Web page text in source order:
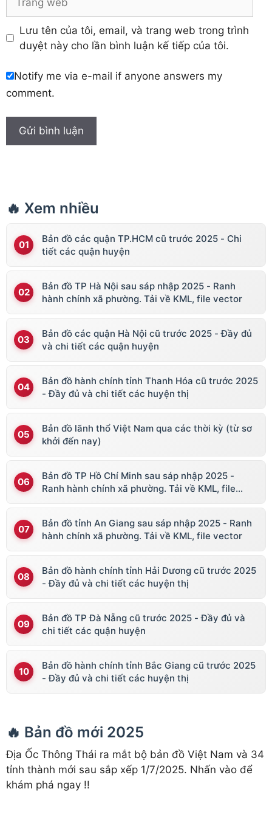
web
Lưu tên của tôi, email, và trang web trong trình
duyệt này cho lần bình luận kế tiếp của tôi.
Notify me via e-mail if anyone answers my
comment.
🔥 Xem nhiều
Bản đồ các quận TP.HCM cũ trước 2025 - Chi
tiết các quận huyện
Bản đồ TP Hà Nội sau sáp nhập 2025 - Ranh
hành chính xã phường. Tải về KML, file vector
Bản đồ các quận Hà Nội cũ trước 2025 - Đầy đủ
và chi tiết các quận huyện
Bản đồ hành chính tỉnh Thanh Hóa cũ trước 2025
- Đầy đủ và chi tiết các huyện thị
Bản đồ lãnh thổ Việt Nam qua các thời kỳ (từ sơ
khởi đến nay)
Bản đồ TP Hồ Chí Minh sau sáp nhập 2025 -
Ranh hành chính xã phường. Tải về KML, file
Bản đồ tỉnh An Giang sau sáp nhập 2025 - Ranh
hành chính xã phường. Tải về KML, file vector
Bản đồ hành chính tỉnh Hải Dương cũ trước 2025
- Đầy đủ và chi tiết các huyện thị
Bản đồ TP Đà Nẵng cũ trước 2025 - Đầy đủ và
chi tiết các quận huyện
Bản đồ hành chính tỉnh Bắc Giang cũ trước 2025
- Đầy đủ và chi tiết các huyện thị
🔥 Bản đồ mới 2025
Địa Ốc Thông Thái ra mắt bộ bản đồ Việt Nam và 34
tỉnh thành mới sau sắp xếp 1/7/2025. Nhấn vào để
khám phá ngay !!